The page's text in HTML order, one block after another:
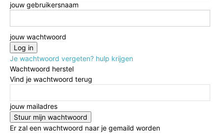
jouw gebruikersnaam
jouw wachtwoord
Je wachtwoord vergeten? hulp krijgen
Wachtwoord herstel
Vind je wachtwoord terug
jouw mailadres
Er zal een wachtwoord naar je gemaild worden